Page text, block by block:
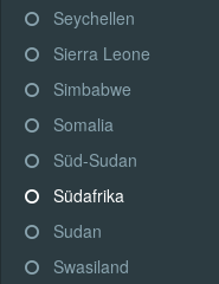
Seychellen
Sierra Leone
Simbabwe
Somalia
Süd-Sudan
Südafrika
Sudan
Swasiland